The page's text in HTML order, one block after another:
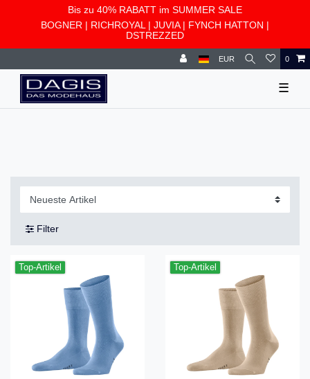
Bis zu 40% RABATT im SUMMER SALE
BOGNER | RICHROYAL | JUVIA| FYNCH HATTON |
DSTREZZED
EUR 0
☰
Filter
Top-Artikel Top-Artikel